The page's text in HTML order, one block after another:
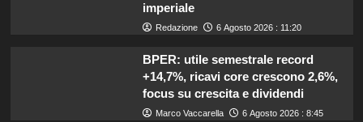
imperiale
Redazione 6 Agosto 2026 : 11:20
BPER: utile semestrale record
+14,7%, ricavi core crescono 2,6%,
focus su crescita e dividendi
Marco Vaccarella 6 Agosto 2026 : 8:45